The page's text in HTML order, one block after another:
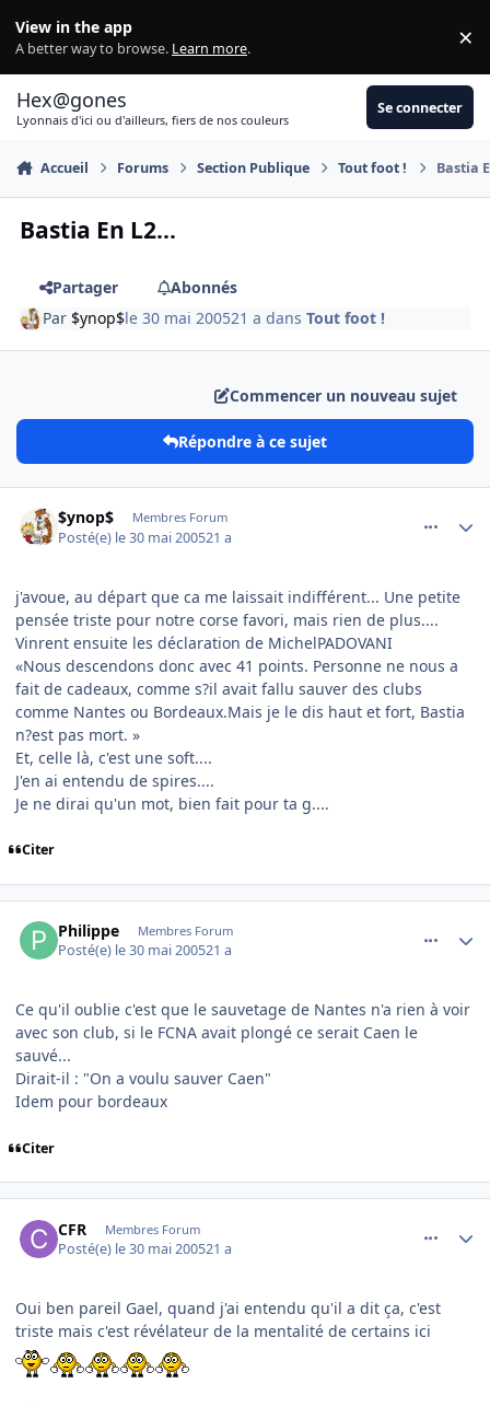
View in the app
A better way to browse. Learn more. ×
Hex@gones
Lyonnais d'ici ou d'ailleurs, fiers de nos couleurs
Se connecter
Accueil Forums Section Publique Tout foot ! Bastia
Bastia En L2...
Partager
Abonnés
Par $ynop$le 30 mai 200521 a dansTout foot !
Commencer un nouveau sujet
Répondre à ce sujet
$ynop$ Membres Forum
Posté(e) le 30 mai 200521 a
j'avoue, au départ que ca me laissait indifférent... Une petite
pensée triste pour notre corse favori, mais rien de plus....
Vinrent ensuite les déclaration de MichelPADOVANI
«Nous descendons donc avec 41 points. Personne ne nous a
fait de cadeaux, comme s?il avait fallu sauver des clubs
comme Nantes ou Bordeaux.Mais je le dis haut et fort, Bastia
n?est pas mort. »
Et, celle là, c'est une soft....
J'en ai entendu de spires....
Je ne dirai qu'un mot, bien fait pour ta g....
Citer
Philippe Membres Forum
Posté(e) le 30 mai 200521 a
Ce qu'il oublie c'est que le sauvetage de Nantes n'a rien à voir
avec son club, si le FCNA avait plongé ce serait Caen le
sauvé...
Dirait-il : "On a voulu sauver Caen"
Idem pour bordeaux
Citer
CFR Membres Forum
Posté(e) le 30 mai 200521 a
Oui ben pareil Gael, quand j'ai entendu qu'il a dit ça, c'est
triste mais c'est révélateur de la mentalité de certains ici